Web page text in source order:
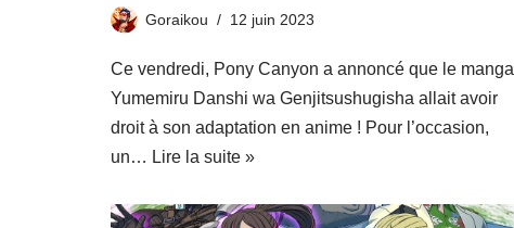
Goraikou 12 juin 2023
Ce vendredi, Pony Canyon a annoncé que le manga
Yumemiru Danshi wa Genjitsushugisha allait avoir
droit à son adaptation en anime ! Pour l’occasion,
un… Lire la suite »